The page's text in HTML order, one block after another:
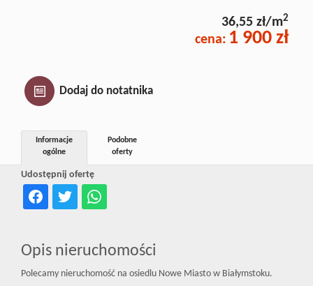
36,55 zł/m2
cena: 1 900 zł
Dodaj do notatnika
Udostępnij ofertę
Informacje
ogólne
Podobne
oferty
Opis nieruchomości
Polecamy nieruchomość na osiedlu Nowe Miasto w Białymstoku.